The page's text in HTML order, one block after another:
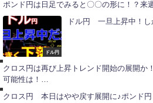
ポンド円は日足でみると〇〇の形に！？来
ドル円
ドル円 一旦上昇中！し
クロス円は再び上昇トレンド開始の展開か
可能性は！…
クロス円 本日はやや戻す展開に♪ポンド